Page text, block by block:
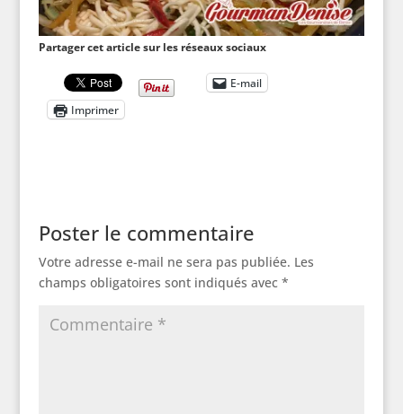
Partager cet article sur les réseaux sociaux
E-mail
Imprimer
Poster le commentaire
Votre adresse e-mail ne sera pas publiée. Les
champs obligatoires sont indiqués avec *